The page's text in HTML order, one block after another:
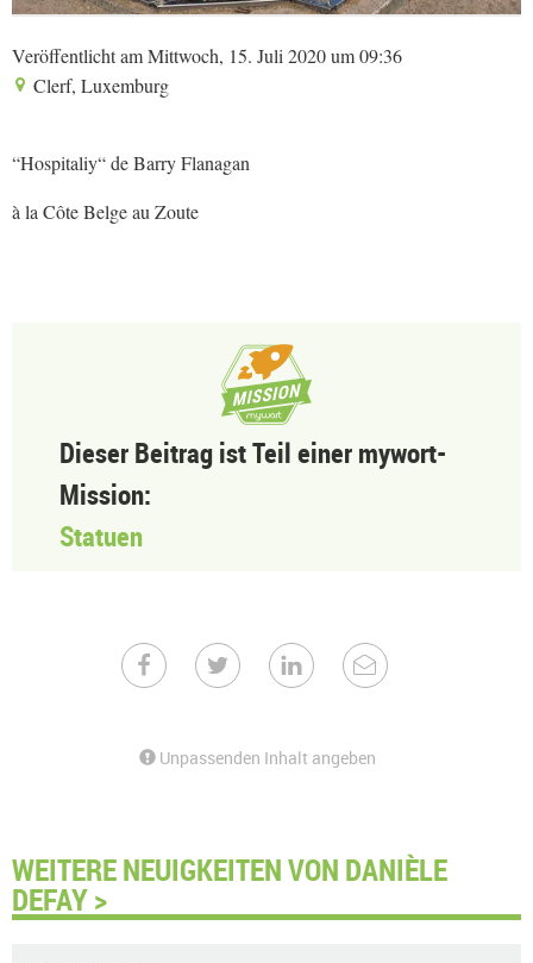
Veröffentlicht am Mittwoch, 15. Juli 2020 um 09:36
Clerf, Luxemburg
“Hospitaliy“ de Barry Flanagan
à la Côte Belge au Zoute
Dieser Beitrag ist Teil einer mywort-
Mission:
Statuen
Unpassenden Inhalt angeben
WEITERE NEUIGKEITEN VON DANIÈLE
DEFAY >